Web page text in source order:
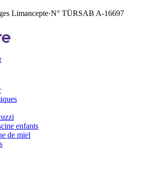
Limancepte·N° TÜRSAB A-16697
enfants
de miel